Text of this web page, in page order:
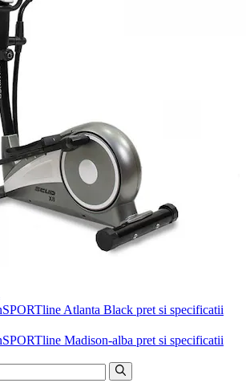
Atlanta Black pret si specificatii
Madison-alba pret si specificatii